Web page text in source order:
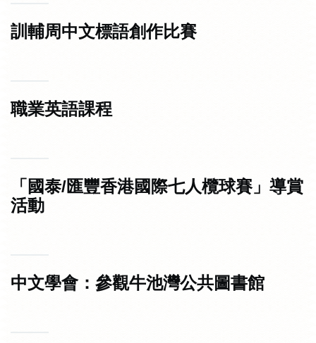
訓輔周中文標語創作比賽
職業英語課程
「國泰/匯豐香港國際七人欖球賽」導賞
活動
中文學會：參觀牛池灣公共圖書館